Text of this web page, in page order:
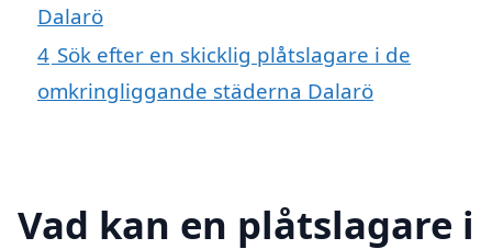
Dalarö
4 Sök efter en skicklig plåtslagare i de
omkringliggande städerna Dalarö
Vad kan en plåtslagare i